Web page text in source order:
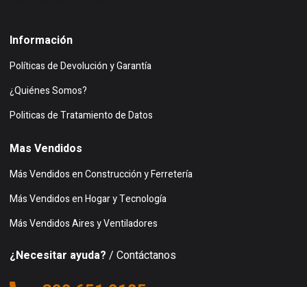
Información
Políticas de Devolución y Garantía
¿Quiénes Somos?
Politicas de Tratamiento de Datos
Mas Vendidos
Más Vendidos en Construcción y Ferretería
Más Vendidos en Hogar y Tecnología
Más Vendidos Aires y Ventiladores
¿Necesitar ayuda? / Contáctanos